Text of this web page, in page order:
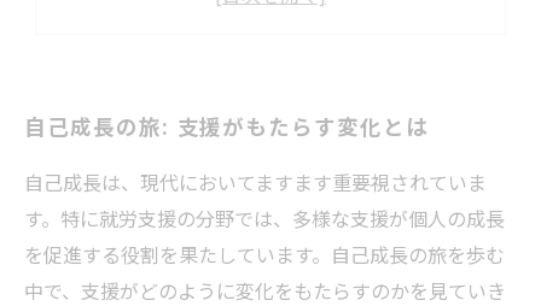
自己成長の旅: 支援がもたらす変化とは
自己成長は、現代においてますます重要視されていま
す。特に就労支援の分野では、多様な支援が個人の成長
を促進する役割を果たしています。自己成長の旅を歩む
中で、支援がどのように変化をもたらすのかを見ていき